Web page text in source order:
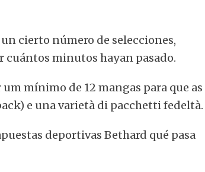
cierto número de selecciones,
minutos hayan pasado.
mínimo de 12 mangas para que as
e una varietà di pacchetti fedeltà.
deportivas Bethard qué pasa